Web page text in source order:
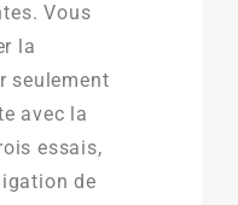
Vous
la
seulement
avec la
essais,
de